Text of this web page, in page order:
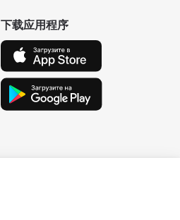
下载应用程序